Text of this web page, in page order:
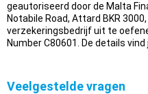
geautoriseerd door de Malta
Notabile Road, Attard BKR
verzekeringsbedrijf uit te
Number C80601. De details vind
Veelgestelde vragen